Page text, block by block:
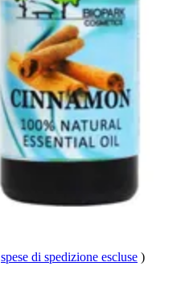
spese di spedizione escluse )